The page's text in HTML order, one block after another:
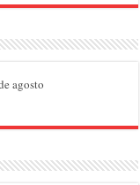
agosto